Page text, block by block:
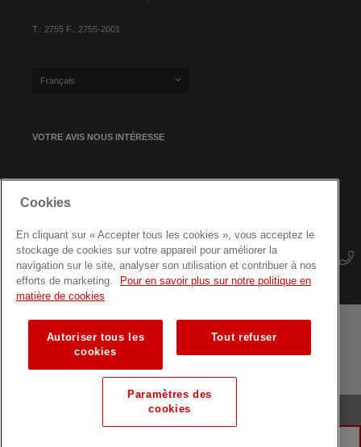
T.: 2755 F.: 2755-2001
Français
VOTRE AVIS NOUS INTÉRESSE
NEWSLETTER
Mentions Légales Protection des données
Plan du site
Formations pour professionnels
© Croix-Rouge luxembourgeoise
Cookies
En cliquant sur « Accepter tous les cookies », vous acceptez le
stockage de cookies sur votre appareil pour améliorer la
navigation sur le site, analyser son utilisation et contribuer à nos
efforts de marketing.
Pour en savoir plus sur notre politique en
matière de cookies
Autoriser tous les
cookies
Tout refuser
Paramètres des
cookies